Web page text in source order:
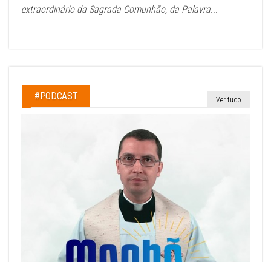
extraordinário da Sagrada Comunhão, da Palavra...
#PODCAST Ver tudo